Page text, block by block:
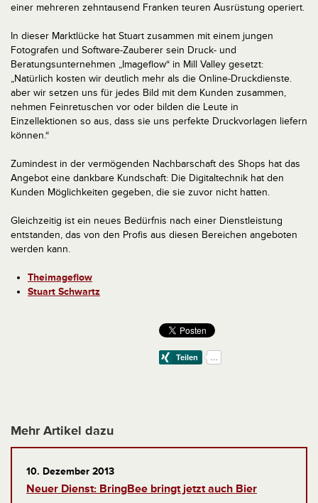
einer mehreren zehntausend Franken teuren Ausrüstung operiert.
In dieser Marktlücke hat Stuart zusammen mit einem jungen
Fotografen und Software-Zauberer sein Druck- und
Beratungsunternehmen „Imageflow“ in Mill Valley gesetzt:
„Natürlich kosten wir deutlich mehr als die Online-Druckdienste.
aber wir setzen uns für jedes Bild mit dem Kunden zusammen,
nehmen Feinretuschen vor oder bilden die Leute in
Einzellektionen so aus, dass sie uns perfekte Druckvorlagen liefern
können.“
Zumindest in der vermögenden Nachbarschaft des Shops hat das
Angebot eine dankbare Kundschaft: Die Digitaltechnik hat den
Kunden Möglichkeiten gegeben, die sie zuvor nicht hatten.
Gleichzeitig ist ein neues Bedürfnis nach einer Dienstleistung
entstanden, das von den Profis aus diesen Bereichen angeboten
werden kann.
Theimageflow
Stuart Schwartz
Mehr Artikel dazu
10. Dezember 2013
Neuer Dienst: BringBee bringt jetzt auch Bier